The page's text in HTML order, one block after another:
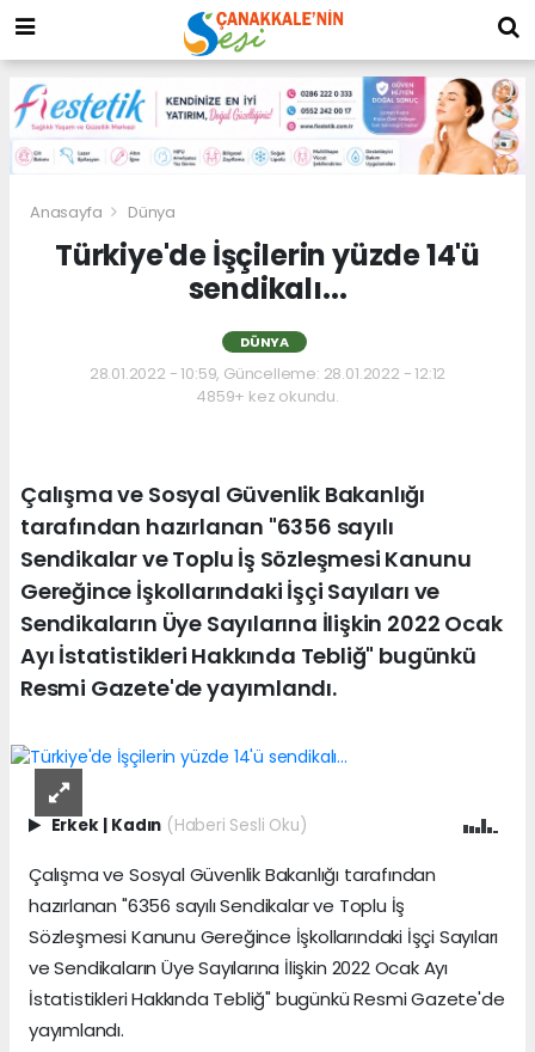
Anasayfa Dünya
Türkiye'de İşçilerin yüzde 14'ü
sendikalı...
DÜNYA
28.01.2022 - 10:59, Güncelleme: 28.01.2022 - 12:12
4859+ kez okundu.
Çalışma ve Sosyal Güvenlik Bakanlığı
tarafından hazırlanan "6356 sayılı
Sendikalar ve Toplu İş Sözleşmesi Kanunu
Gereğince İşkollarındaki İşçi Sayıları ve
Sendikaların Üye Sayılarına İlişkin 2022 Ocak
Ayı İstatistikleri Hakkında Tebliğ" bugünkü
Resmi Gazete'de yayımlandı.
Erkek Kadın (Haberi Sesli Oku)
Çalışma ve Sosyal Güvenlik Bakanlığı tarafından
hazırlanan "6356 sayılı Sendikalar ve Toplu İş
Sözleşmesi Kanunu Gereğince İşkollarındaki İşçi Sayıları
ve Sendikaların Üye Sayılarına İlişkin 2022 Ocak Ayı
İstatistikleri Hakkında Tebliğ" bugünkü Resmi Gazete'de
yayımlandı.